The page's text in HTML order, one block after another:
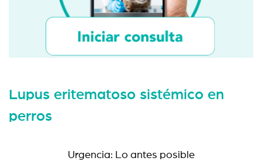
Lupus eritematoso sistémico en
perros
Urgencia: Lo antes posible